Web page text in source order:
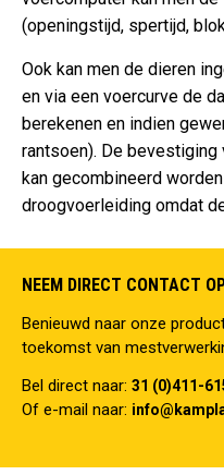
(openingstijd, spertijd,
Ook kan men de dieren
en via een voercurve de
berekenen en indien
rantsoen). De
kan gecombineerd
droogvoerleiding omdat
NEEM DIRECT CONTACT
Benieuwd naar onze
toekomst van
Bel direct naar: 31 (0)411-
Of e-mail naar: